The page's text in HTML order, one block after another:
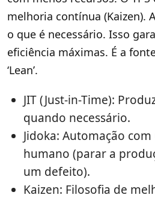
melhoria contínua (Kaizen).
o que é necessário. Isso
eficiência máximas. É a
‘Lean’.
JIT (Just-in-Time):
quando necessário.
Jidoka: Automação
humano (parar a
um defeito).
Kaizen: Filosofia de